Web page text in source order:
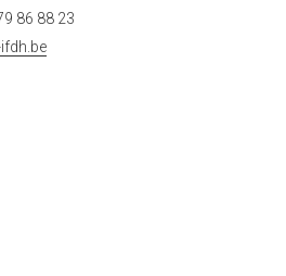
86 88 23